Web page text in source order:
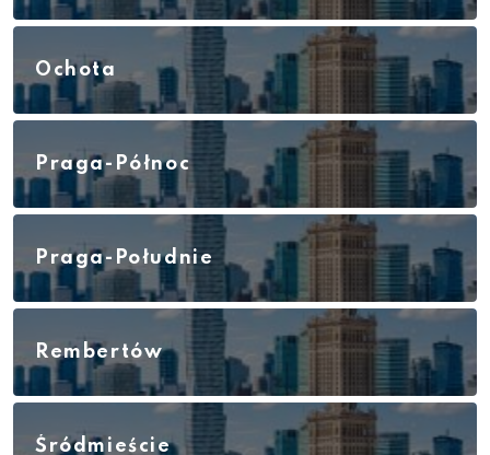
Ochota
Praga-Północ
Praga-Południe
Rembertów
Śródmieście